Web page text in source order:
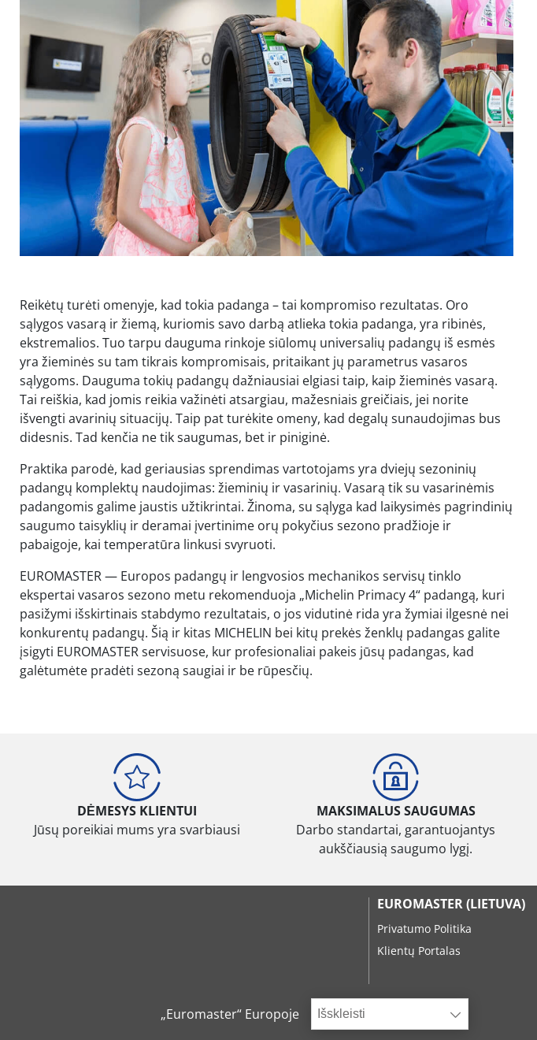
Reikėtų turėti omenyje, kad tokia padanga – tai kompromiso rezultatas. Oro
sąlygos vasarą ir žiemą, kuriomis savo darbą atlieka tokia padanga, yra ribinės,
ekstremalios. Tuo tarpu dauguma rinkoje siūlomų universalių padangų iš esmės
yra žieminės su tam tikrais kompromisais, pritaikant jų parametrus vasaros
sąlygoms. Dauguma tokių padangų dažniausiai elgiasi taip, kaip žieminės vasarą.
Tai reiškia, kad jomis reikia važinėti atsargiau, mažesniais greičiais, jei norite
išvengti avarinių situacijų. Taip pat turėkite omeny, kad degalų sunaudojimas bus
didesnis. Tad kenčia ne tik saugumas, bet ir piniginė.
Praktika parodė, kad geriausias sprendimas vartotojams yra dviejų sezoninių
padangų komplektų naudojimas: žieminių ir vasarinių. Vasarą tik su vasarinėmis
padangomis galime jaustis užtikrintai. Žinoma, su sąlyga kad laikysimės pagrindinių
saugumo taisyklių ir deramai įvertinime orų pokyčius sezono pradžioje ir
pabaigoje, kai temperatūra linkusi svyruoti.
EUROMASTER — Europos padangų ir lengvosios mechanikos servisų tinklo
ekspertai vasaros sezono metu rekomenduoja „Michelin Primacy 4“ padangą, kuri
pasižymi išskirtinais stabdymo rezultatais, o jos vidutinė rida yra žymiai ilgesnė nei
konkurentų padangų. Šią ir kitas MICHELIN bei kitų prekės ženklų padangas galite
įsigyti EUROMASTER servisuose, kur profesionaliai pakeis jūsų padangas, kad
galėtumėte pradėti sezoną saugiai ir be rūpesčių.
DĖMESYS KLIENTUI
Jūsų poreikiai mums yra svarbiausi
MAKSIMALUS SAUGUMAS
Darbo standartai, garantuojantys
aukščiausią saugumo lygį.
EUROMASTER (LIETUVA)
Privatumo Politika
Klientų Portalas
„Euromaster“ Europoje Išskleisti